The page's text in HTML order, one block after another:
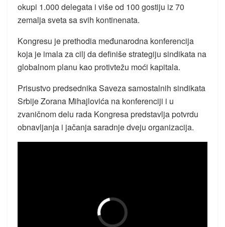
okupi 1.000 delegata i više od 100 gostiju iz 70
zemalja sveta sa svih kontinenata.
Kongresu je prethodia međunarodna konferencija
koja je imala za cilj da definiše strategiju sindikata na
globalnom planu kao protivtežu moći kapitala.
Prisustvo predsednika Saveza samostalnih sindikata
Srbije Zorana Mihajlovića na konferenciji i u
zvaničnom delu rada Kongresa predstavlja potvrdu
obnavljanja i jačanja saradnje dveju organizacija.